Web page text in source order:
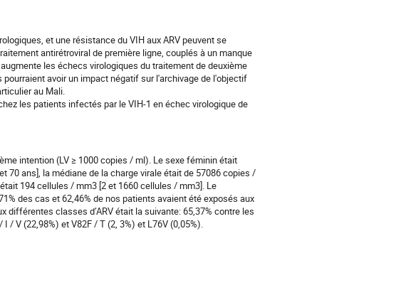
et une résistance du VIH aux ARV peuvent se
antirétroviral de première ligne, couplés à un manque
les échecs virologiques du traitement de deuxième
avoir un impact négatif sur l'archivage de l'objectif
au Mali.
les patients infectés par le VIH-1 en échec virologique de
intention (LV ≥ 1000 copies / ml). Le sexe féminin était
70 ans], la médiane de la charge virale était de 57086 copies /
194 cellules / mm3 [2 et 1660 cellules / mm3]. Le
des cas et 62,46% de nos patients avaient été exposés aux
différentes classes d’ARV était la suivante: 65,37% contre les
/ V (22,98%) et V82F / T (2, 3%) et L76V (0,05%).